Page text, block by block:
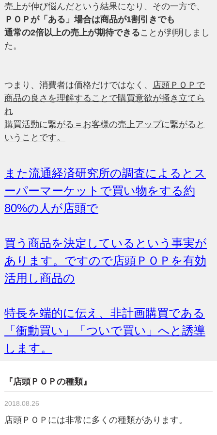
売上が伸び悩んだという結果になり、その一方で、
ＰＯＰが「ある」場合は商品が1割引きでも
通常の2倍以上の売上が期待できることが判明しまし
た。
つまり、消費者は価格だけではなく、
店頭ＰＯＰで
商品の良さを理解することで購買意欲が掻き立てら
れ
購買活動に繋がる＝お客様の売上アップに繋がると
いうことです。
また流通経済研究所の調査によるとス
ーパーマーケットで買い物をする約
80%の人が店頭で
買う商品を決定しているという事実が
あります。ですので店頭ＰＯＰを有効
活用し商品の
特長を端的に伝え、非計画購買である
「衝動買い」「ついで買い」へと誘導
します。
『店頭ＰＯＰの種類』
2018.08.26
店頭ＰＯＰには非常に多くの種類があります。